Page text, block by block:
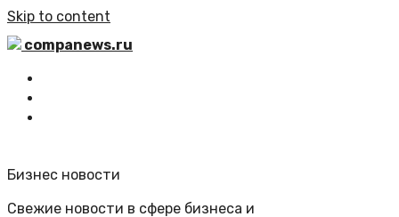
Skip to content
companews.ru
Бизнес новости
Свежие новости в сфере бизнеса и